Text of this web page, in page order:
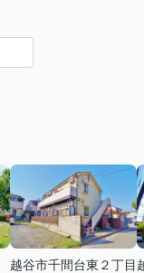
越谷市千間台東２丁目